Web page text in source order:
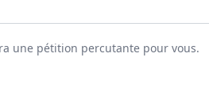
une pétition percutante pour vous.